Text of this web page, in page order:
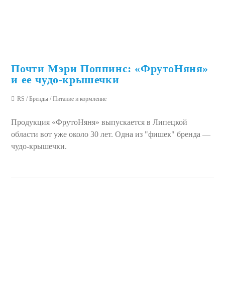
Почти Мэри Поппинс: «ФрутоНяня»
и ее чудо-крышечки
RS / Бренды / Питание и кормление
Продукция «ФрутоНяня» выпускается в Липецкой
области вот уже около 30 лет. Одна из "фишек" бренда —
чудо-крышечки.